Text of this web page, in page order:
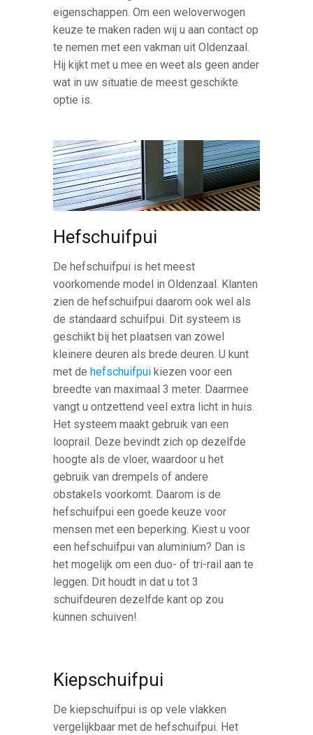
eigenschappen. Om een weloverwogen
keuze te maken raden wij u aan contact op
te nemen met een vakman uit Oldenzaal.
Hij kijkt met u mee en weet als geen ander
wat in uw situatie de meest geschikte
optie is.
Hefschuifpui
De hefschuifpui is het meest
voorkomende model in Oldenzaal. Klanten
zien de hefschuifpui daarom ook wel als
de standaard schuifpui. Dit systeem is
geschikt bij het plaatsen van zowel
kleinere deuren als brede deuren. U kunt
met de hefschuifpui kiezen voor een
breedte van maximaal 3 meter. Daarmee
vangt u ontzettend veel extra licht in huis.
Het systeem maakt gebruik van een
looprail. Deze bevindt zich op dezelfde
hoogte als de vloer, waardoor u het
gebruik van drempels of andere
obstakels voorkomt. Daarom is de
hefschuifpui een goede keuze voor
mensen met een beperking. Kiest u voor
een hefschuifpui van aluminium? Dan is
het mogelijk om een duo- of tri-rail aan te
leggen. Dit houdt in dat u tot 3
schuifdeuren dezelfde kant op zou
kunnen schuiven!
Kiepschuifpui
De kiepschuifpui is op vele vlakken
vergelijkbaar met de hefschuifpui. Het